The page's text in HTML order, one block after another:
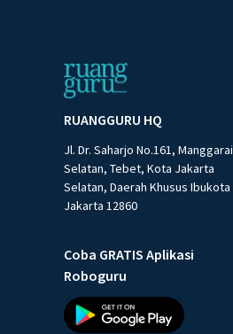
RUANGGURU HQ
Jl. Dr. Saharjo No.161, Manggarai
Selatan, Tebet, Kota Jakarta
Selatan, Daerah Khusus Ibukota
Jakarta 12860
Coba GRATIS Aplikasi
Roboguru